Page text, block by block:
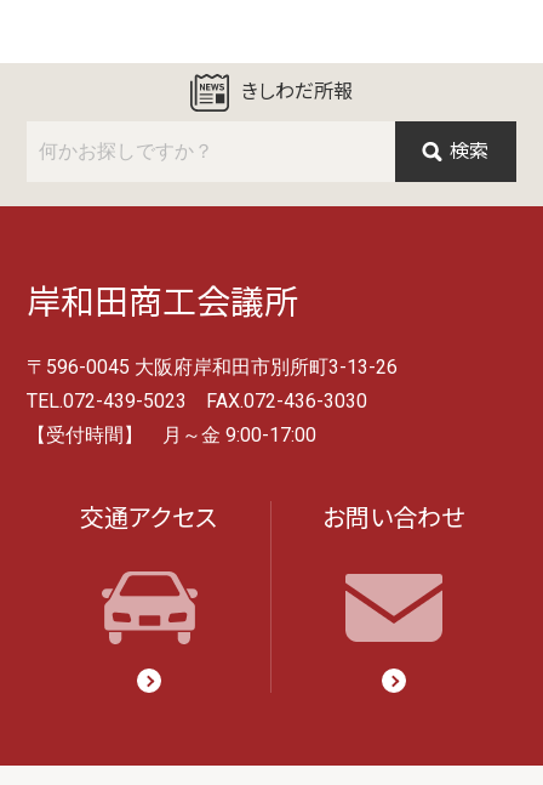
きしわだ所報
検索
岸和田商工会議所
〒596-0045 大阪府岸和田市別所町3-13-26
TEL.072-439-5023 FAX.072-436-3030
【受付時間】 月～金 9:00-17:00
交通アクセス お問い合わせ